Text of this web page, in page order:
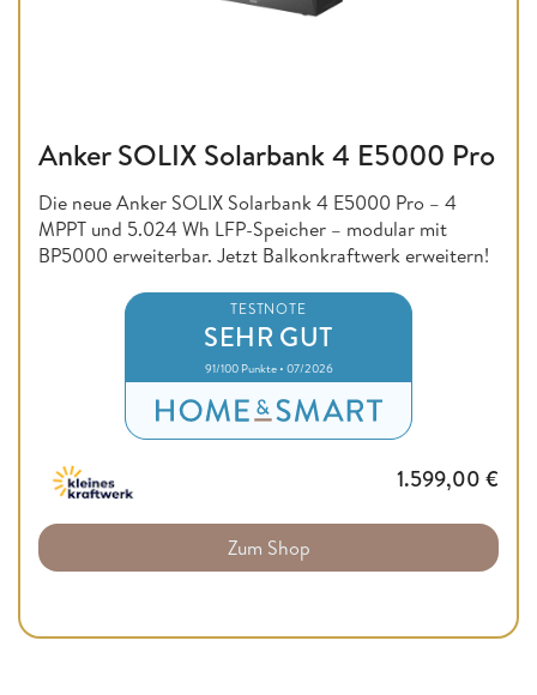
Anker SOLIX Solarbank 4 E5000 Pro
Die neue Anker SOLIX Solarbank 4 E5000 Pro – 4
MPPT und 5.024 Wh LFP-Speicher – modular mit
BP5000 erweiterbar. Jetzt Balkonkraftwerk erweitern!
TESTNOTE
SEHR GUT
91/100 Punkte • 07/2026
1.599,00 €
Zum Shop